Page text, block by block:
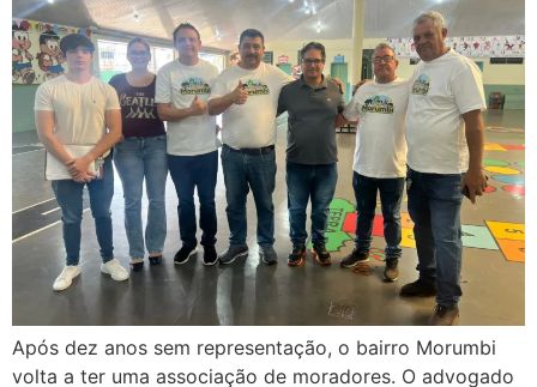
Após dez anos sem representação, o bairro Morumbi
volta a ter uma associação de moradores. O advogado